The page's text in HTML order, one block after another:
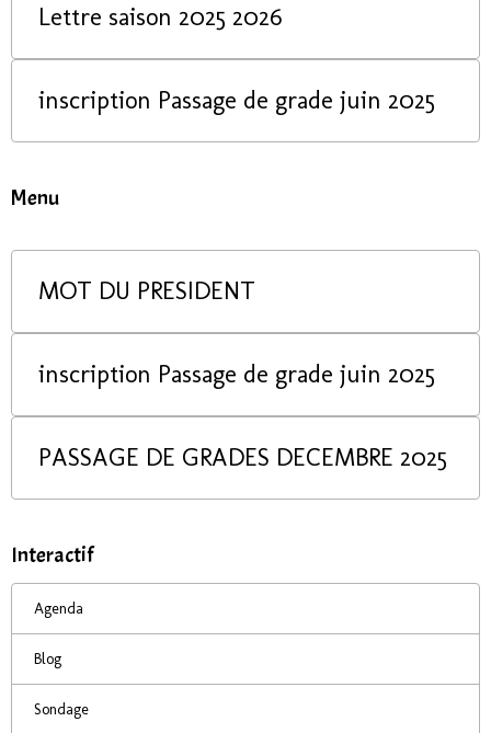
Lettre saison 2025 2026
inscription Passage de grade juin 2025
Menu
MOT DU PRESIDENT
inscription Passage de grade juin 2025
PASSAGE DE GRADES DECEMBRE 2025
Interactif
Agenda
Blog
Sondage